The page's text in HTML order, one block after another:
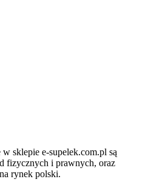
sklepie e-supelek.com.pl są
fizycznych i prawnych, oraz
rynek polski.